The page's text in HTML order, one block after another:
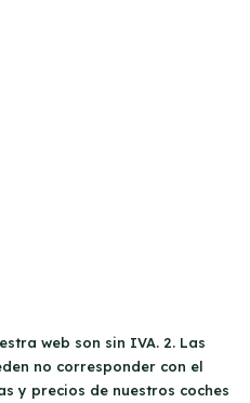
web son sin IVA. 2. Las
no corresponder con el
y precios de nuestros coches